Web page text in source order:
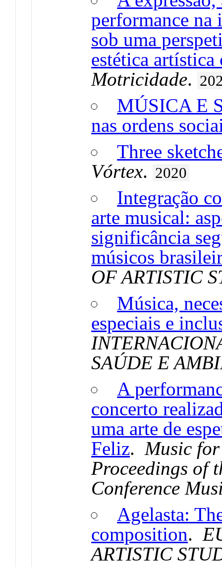
performance na
sob uma
estética artística
Motricidade.
MÚSICA E
nas ordens
Three
Vórtex. 2020
Integração
arte musical:
significância
músicos
OF ARTISTIC
Música,
especiais e
SAÚDE E
A
concerto
uma arte de
Feliz.Music
Proceedings of
Conference
Agelasta:
composition.
ARTISTIC